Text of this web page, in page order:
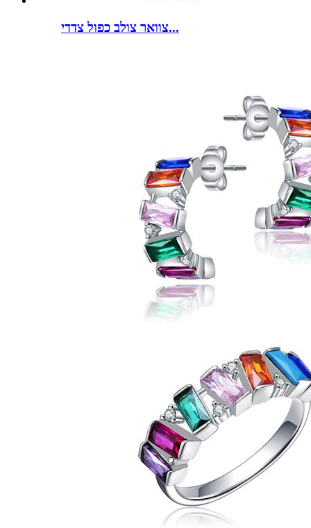
צוואר צולב כפול צדדי...